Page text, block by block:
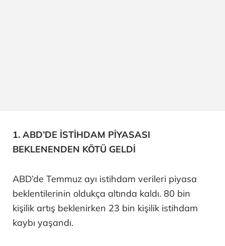
1. ABD’DE İSTİHDAM PİYASASI
BEKLENENDEN KÖTÜ GELDİ
ABD’de Temmuz ayı istihdam verileri piyasa
beklentilerinin oldukça altında kaldı. 80 bin
kişilik artış beklenirken 23 bin kişilik istihdam
kaybı yaşandı.